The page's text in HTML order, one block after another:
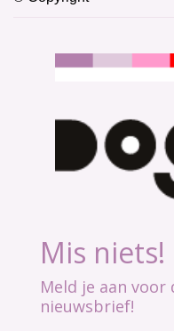
Mis niets!
Meld je aan voor
nieuwsbrief!